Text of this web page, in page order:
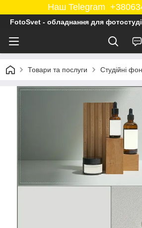
Наш Telegram
FotoSvet - обладнання для
Товари та послуги Студійні